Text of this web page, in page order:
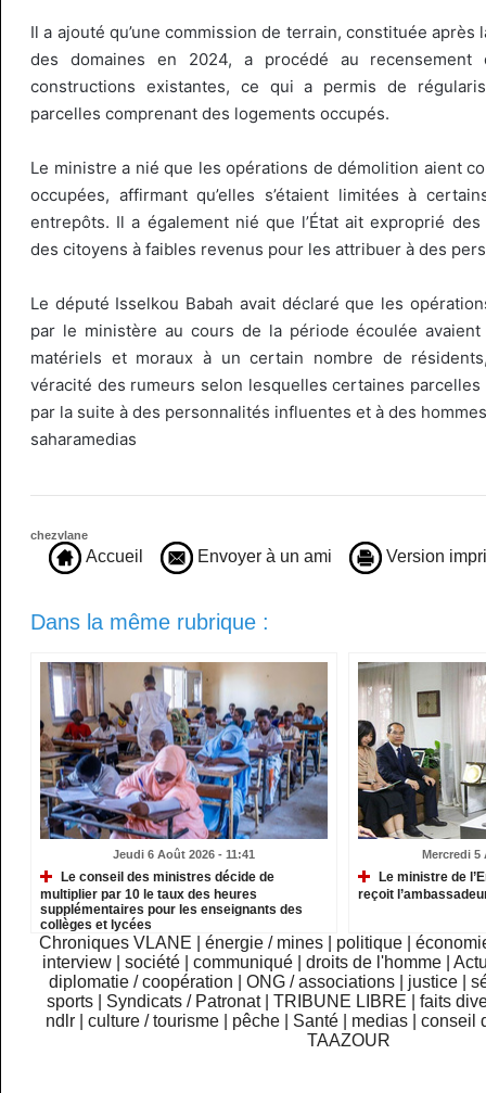
Il a ajouté qu’une commission de terrain, constituée
des domaines en 2024, a procédé au
constructions existantes, ce qui a permis de
parcelles comprenant des logements occupés.
Le ministre a nié que les opérations de démolition aient
occupées, affirmant qu’elles s’étaient limitées à
entrepôts. Il a également nié que l’État ait exproprié
des citoyens à faibles revenus pour les attribuer à des
Le député Isselkou Babah avait déclaré que les
par le ministère au cours de la période écoulée avaient
matériels et moraux à un certain nombre de
véracité des rumeurs selon lesquelles certaines
par la suite à des personnalités influentes et à des
saharamedias
chezvlane
Accueil Envoyer à un ami Version
Dans la même rubrique :
Jeudi 6 Août 2026 - 11:41
Le conseil des ministres décide de
multiplier par 10 le taux des heures
supplémentaires pour les enseignants des
collèges et lycées
Mercredi 5
Le ministre de
reçoit
Chroniques VLANE énergie / mines politique
interview
|société |communiqué |droits de l'homme |
diplomatie / coopération
ONG / associations justice
sports
Syndicats / Patronat TRIBUNE LIBRE
faits
ndlr
|culture / tourisme pêche Santé medias |conseil
TAAZOUR